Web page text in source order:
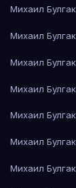
Михаил
Михаил
Михаил
Михаил
Михаил
Михаил
Михаил